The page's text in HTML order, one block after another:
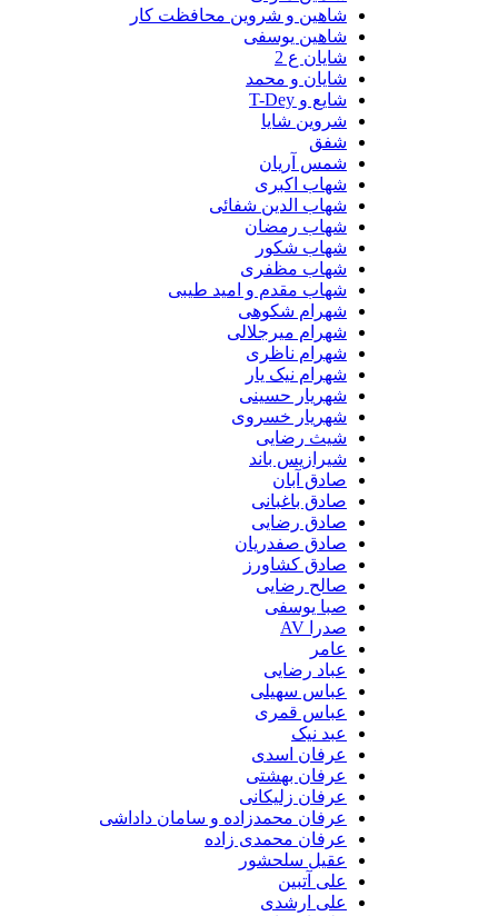
شاهین و شروین محافظت کار
شاهین یوسفی
شایان ع 2
شایان و محمد
شایع و T-Dey
شروین شایا
شفق
شمس آریان
شهاب اکبری
شهاب الدین شفائی
شهاب رمضان
شهاب شکور
شهاب مظفری
شهاب مقدم و امید طیبی
شهرام شکوهی
شهرام میرجلالی
شهرام ناظری
شهرام نیک یار
شهریار حسینی
شهریار خسروی
شیث رضایی
شیرازیس باند
صادق آبان
صادق باغبانی
صادق رضایی
صادق صفدریان
صادق کشاورز
صالح رضایی
صبا یوسفی
صدرا AV
عامر
عباد رضایی
عباس سهیلی
عباس قمری
عبد نیک
عرفان اسدی
عرفان بهشتی
عرفان زلیکانی
عرفان محمدزاده و سامان داداشی
عرفان محمدی زاده
عقیل سلحشور
علی آتبین
علی ارشدی